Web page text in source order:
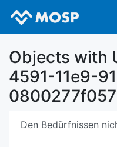
Objects with
4591-11e9-
Den Bedürfnissen